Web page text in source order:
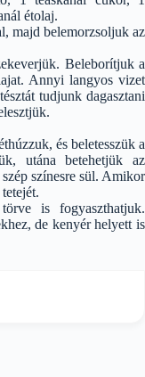
étolaj.
majd belemorzsoljuk az
Beleborítjuk a
Annyi langyos vizet
tudjunk dagasztani
és beletesszük a
utána betehetjük az
színesre sül. Amikor
is fogyaszthatjuk.
de kenyér helyett is